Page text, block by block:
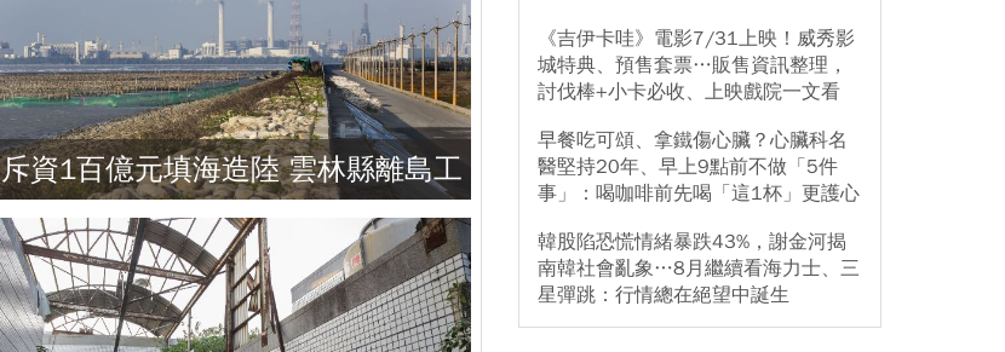
斥資1百億元填海造陸 雲林縣離島工
業區放著閒置
《吉伊卡哇》電影7/31上映！威秀影
城特典、預售套票…販售資訊整理，
討伐棒+小卡必收、上映戲院一文看
早餐吃可頌、拿鐵傷心臟？心臟科名
醫堅持20年、早上9點前不做「5件
事」：喝咖啡前先喝「這1杯」更護心
韓股陷恐慌情緒暴跌43%，謝金河揭
南韓社會亂象…8月繼續看海力士、三
星彈跳：行情總在絕望中誕生